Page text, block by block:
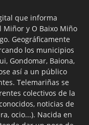
que informa
Miñor y O Baixo Miño
Geográficamente
los municipios
Gondomar, Baiona,
así a un público
Telemariñas se
colectivos de la
noticias de
ocio...). Nacida en